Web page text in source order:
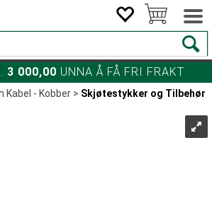
3 000,00 UNNA Å FÅ FRI FRAKT
Kabel - Kobber>Skjøtestykker og Tilbehør